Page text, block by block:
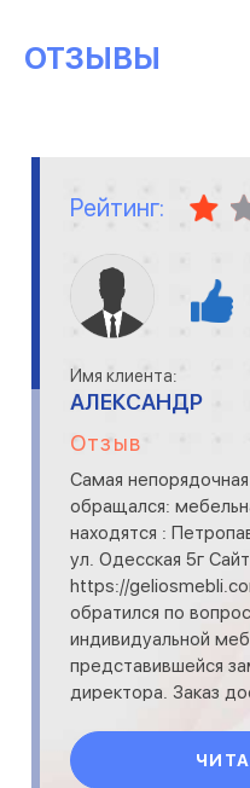
ОТЗЫВЫ
Рейтинг:
Имя клиента:
АЛЕКСАНДР
Отзыв
Самая
обращался:
находятся :
ул. Одесская 5г
https://
обратился по
индивидуальной
представившейся
директора. Заказ
стоимости через